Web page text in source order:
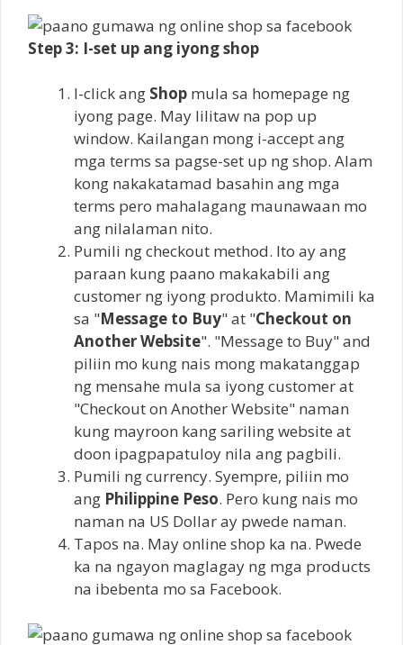
Step 3: I-set up ang iyong shop
I-click ang Shop mula sa homepage ng
iyong page. May lilitaw na pop up
window. Kailangan mong i-accept ang
mga terms sa pagse-set up ng shop. Alam
kong nakakatamad basahin ang mga
terms pero mahalagang maunawaan mo
ang nilalaman nito.
Pumili ng checkout method. Ito ay ang
paraan kung paano makakabili ang
customer ng iyong produkto. Mamimili ka
sa "Message to Buy" at "Checkout on
Another Website". "Message to Buy" and
piliin mo kung nais mong makatanggap
ng mensahe mula sa iyong customer at
"Checkout on Another Website" naman
kung mayroon kang sariling website at
doon ipagpapatuloy nila ang pagbili.
Pumili ng currency. Syempre, piliin mo
ang Philippine Peso. Pero kung nais mo
naman na US Dollar ay pwede naman.
Tapos na. May online shop ka na. Pwede
ka na ngayon maglagay ng mga products
na ibebenta mo sa Facebook.